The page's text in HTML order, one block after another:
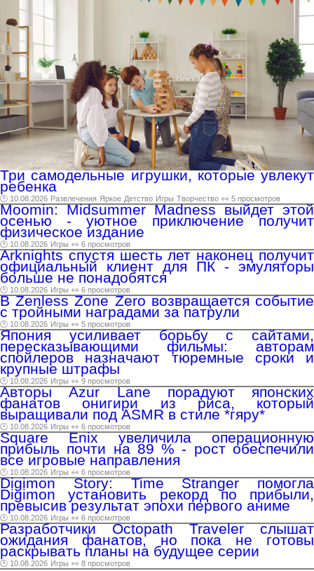
Три самодельные игрушки, которые увлекут
ребенка
🕑 10.08.2026 Развлечения Яркое Детство Игры Творчество 👀 5 просмотров
Moomin: Midsummer Madness выйдет этой
осенью - уютное приключение получит
физическое издание
🕑 10.08.2026 Игры 👀 6 просмотров
Arknights спустя шесть лет наконец получит
официальный клиент для ПК - эмуляторы
больше не понадобятся
🕑 10.08.2026 Игры 👀 6 просмотров
В Zenless Zone Zero возвращается событие
с тройными наградами за патрули
🕑 10.08.2026 Игры 👀 5 просмотров
Япония усиливает борьбу с сайтами,
пересказывающими фильмы: авторам
спойлеров назначают тюремные сроки и
крупные штрафы
🕑 10.08.2026 Игры 👀 9 просмотров
Авторы Azur Lane порадуют японских
фанатов онигири из риса, который
выращивали под ASMR в стиле *гяру*
🕑 10.08.2026 Игры 👀 6 просмотров
Square Enix увеличила операционную
прибыль почти на 89 % - рост обеспечили
все игровые направления
🕑 10.08.2026 Игры 👀 6 просмотров
Digimon Story: Time Stranger помогла
Digimon установить рекорд по прибыли,
превысив результат эпохи первого аниме
🕑 10.08.2026 Игры 👀 6 просмотров
Разработчики Octopath Traveler слышат
ожидания фанатов, но пока не готовы
раскрывать планы на будущее серии
🕑 10.08.2026 Игры 👀 8 просмотров